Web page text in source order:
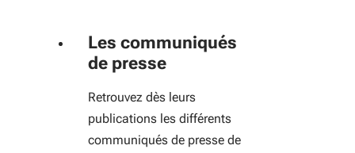
Les communiqués
de presse
Retrouvez dès leurs
publications les différents
communiqués de presse de